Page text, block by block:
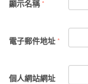
顯示名稱 *
電子郵件地址 *
個人網站網址